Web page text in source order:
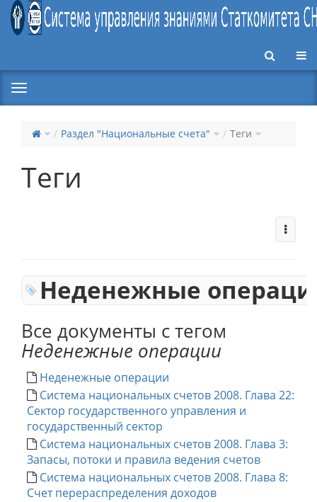
Раздел "Национальные счета" Теги
Теги
Неденежные
Все документы с тегом
Неденежные операции
Неденежные операции
Система национальных счетов 2008. Глава 22:
Сектор государственного управления и
государственный сектор
Система национальных счетов 2008. Глава 3:
Запасы, потоки и правила ведения счетов
Система национальных счетов 2008. Глава 8:
Счет перераспределения доходов